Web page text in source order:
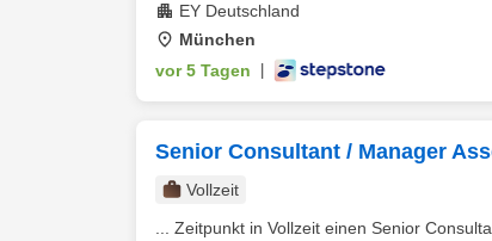
EY Deutschland
München
vor 5 Tagen
Senior Consultant / Manager
Vollzeit
... Zeitpunkt in Vollzeit einen Senior